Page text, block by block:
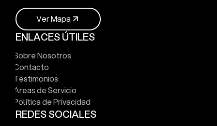
VerMapa
VerMa pa
ENLACES ÚTILES
Sobre Nosotros
Contacto
Testimonios
Areas de Servicio
Política de Privacidad
REDES SOCIALES